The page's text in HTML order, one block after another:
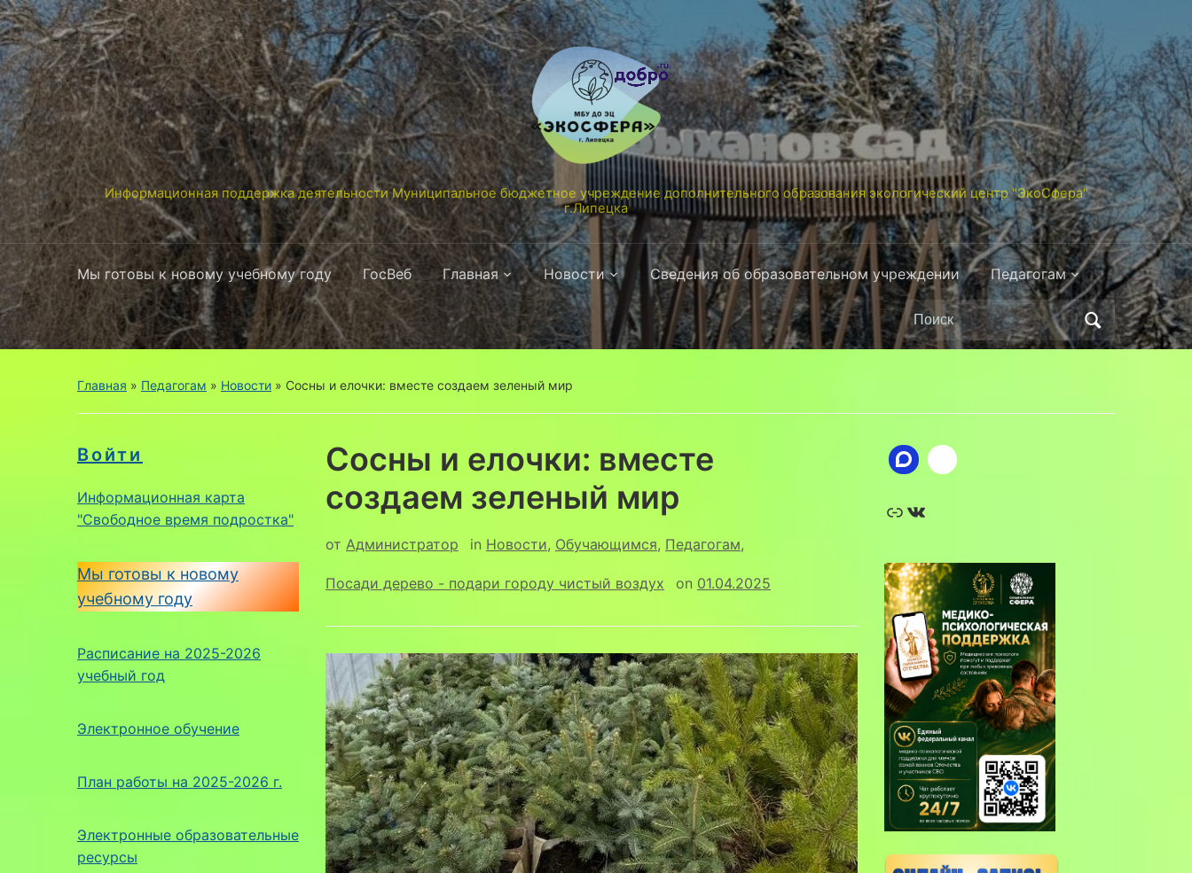
Информационная поддержка деятельности Муниципальное бюджетное учреждение дополнительного образования экологический центр "ЭкоСфера"
г.Липецка
Мы готовы к новому учебному году ГосВеб Главная Новости Сведения об образовательном учреждении Педагогам
Поиск
по:
Главная » Педагогам » Новости » Сосны и елочки: вместе создаем зеленый мир
Войти
Информационная карта
"Свободное время подростка"
Мы готовы к новому
учебному году
Расписание на 2025-2026
учебный год
Электронное обучение
План работы на 2025-2026 г.
Электронные образовательные
ресурсы
Сосны и елочки: вместе
создаем зеленый мир
от Администратор in Новости, Обучающимся, Педагогам,
Посади дерево - подари городу чистый воздух on 01.04.2025
Ссылка